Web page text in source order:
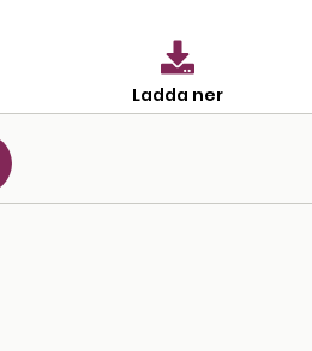
Ladda ner